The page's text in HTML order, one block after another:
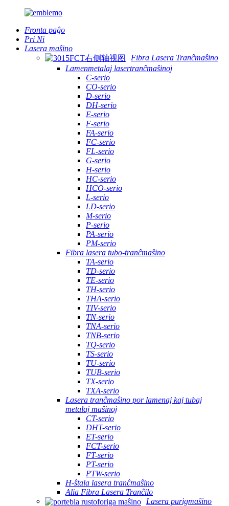
Fronta paĝo
Pri Ni
Lasera maŝino
Fibra Lasera Tranĉmaŝino
Lamenmetalaj lasertranĉmaŝinoj
C-serio
CO-serio
D-serio
DH-serio
E-serio
F-serio
FA-serio
FC-serio
FL-serio
G-serio
H-serio
HC-serio
HCO-serio
L-serio
LD-serio
M-serio
P-serio
PA-serio
PM-serio
Fibra lasera tubo-tranĉmaŝino
TA-serio
TD-serio
TE-serio
TH-serio
THA-serio
TIV-serio
TN-serio
TNA-serio
TNB-serio
TQ-serio
TS-serio
TU-serio
TUB-serio
TX-serio
TXA-serio
Lasera tranĉmaŝino por lamenaj kaj tubaj
metalaj maŝinoj
CT-serio
DHT-serio
ET-serio
FCT-serio
FT-serio
PT-serio
PTW-serio
H-ŝtala lasera tranĉmaŝino
Alia Fibra Lasera Tranĉilo
Lasera purigmaŝino